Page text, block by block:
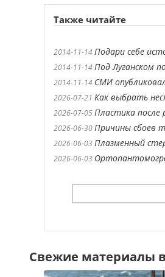
Также читайте
2014-11-14Подари себе
2014-11-14Под Луганском
2014-11-14 СМИ
2026-07-21 Как выбрать
2026-07-05Пластика после
2026-06-30Причины сбоев
2026-06-03Плазменный
2026-06-03
Свежие материалы